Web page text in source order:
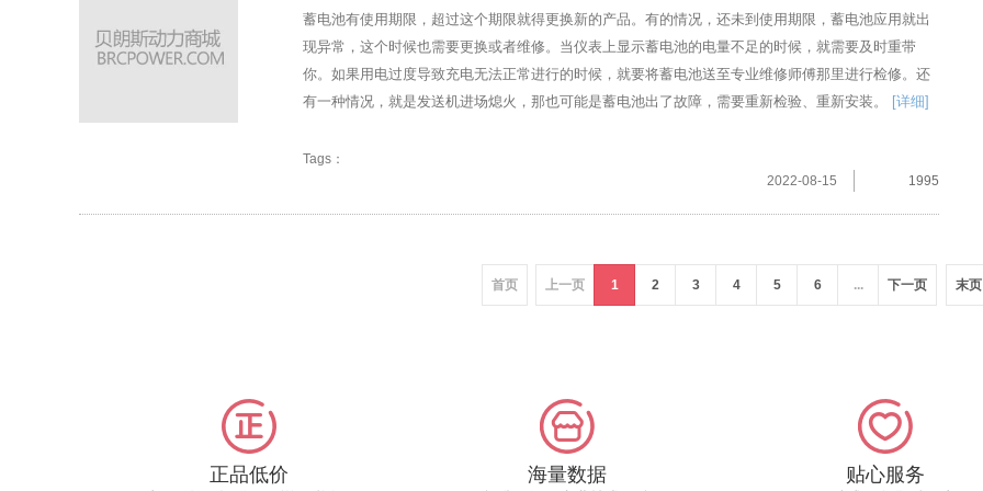
蓄电池有使用期限，超过这个期限就得更换新的产品。有的情况，还未到使用期限，蓄电池应用就出
现异常，这个时候也需要更换或者维修。当仪表上显示蓄电池的电量不足的时候，就需要及时重带
你。如果用电过度导致充电无法正常进行的时候，就要将蓄电池送至专业维修师傅那里进行检修。还
有一种情况，就是发送机进场熄火，那也可能是蓄电池出了故障，需要重新检验、重新安装。
[详细]
Tags：
1995
2022-08-15
首页 上一页 1 2 3 4 5 6 ... 下一页 末页
正品低价 海量数据 贴心服务